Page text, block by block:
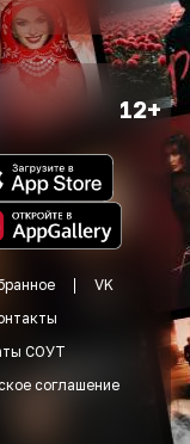
12+
VK
СОУТ
соглашение